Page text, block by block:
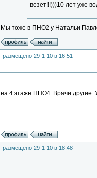
везет!!!)))10 лет уже
Мы тоже в ПНО2 у Натальи
размещено 29-1-10 в 16:51
на 4 этаже ПНО4. Врачи другие.
размещено 29-1-10 в 18:48